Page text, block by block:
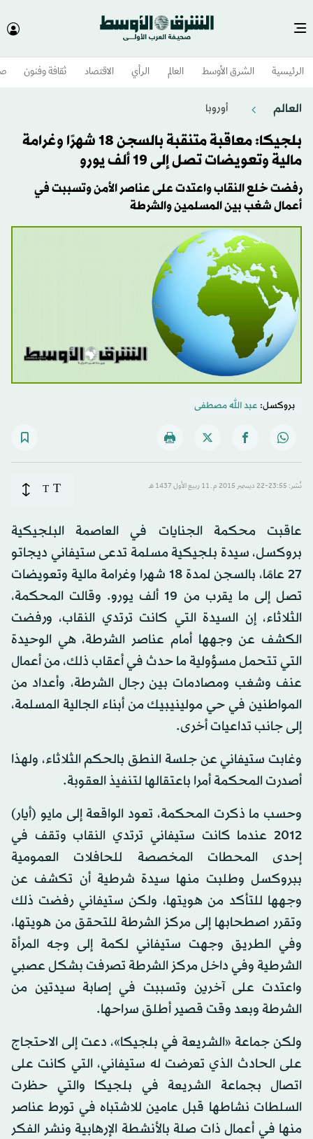
الرئيسية الشرق الأوسط​ العالم الرأي الاقتصاد ثقافة وفنون
العالم أوروبا
بلجيكا: معاقبة متنقبة بالسجن 18 شهرًا وغرامة
مالية وتعويضات تصل إلى 19 ألف يورو
رفضت خلع النقاب واعتدت على عناصر الأمن وتسببت في
أعمال شغب بين المسلمين والشرطة
بروكسل: عبد الله مصطفى
نُشر: 23:55-22 ديسمبر 2015 م ـ 11 ربيع الأول 1437 هـ T
T
عاقبت محكمة الجنايات في العاصمة البلجيكية
بروكسل، سيدة بلجيكية مسلمة تدعى ستيفاني ديجاتو
27 عامًا، بالسجن لمدة 18 شهرا وغرامة مالية وتعويضات
تصل إلى ما يقرب من 19 ألف يورو. وقالت المحكمة،
الثلاثاء، إن السيدة التي كانت ترتدي النقاب، ورفضت
الكشف عن وجهها أمام عناصر الشرطة، هي الوحيدة
التي تتحمل مسؤولية ما حدث في أعقاب ذلك، من أعمال
عنف وشغب ومصادمات بين رجال الشرطة، وأعداد من
المواطنين في حي مولينيبيك من أبناء الجالية المسلمة،
إلى جانب تداعيات أخرى.
وغابت ستيفاني عن جلسة النطق بالحكم الثلاثاء، ولهذا
أصدرت المحكمة أمرا باعتقالها لتنفيذ العقوبة.
وحسب ما ذكرت المحكمة، تعود الواقعة إلى مايو (أيار)
2012 عندما كانت ستيفاني ترتدي النقاب وتقف في
إحدى المحطات المخصصة للحافلات العمومية
ببروكسل وطلبت منها سيدة شرطية أن تكشف عن
وجهها للتأكد من هويتها، ولكن ستيفاني رفضت ذلك
وتقرر اصطحابها إلى مركز الشرطة للتحقق من هويتها،
وفي الطريق وجهت ستيفاني لكمة إلى وجه المرأة
الشرطية وفي داخل مركز الشرطة تصرفت بشكل عصبي
واعتدت على آخرين وتسببت في إصابة سيدتين من
الشرطة وبعد وقت قصير أطلق سراحها.
ولكن جماعة «الشريعة في بلجيكا»، دعت إلى الاحتجاج
على الحادث الذي تعرضت له ستيفاني، التي كانت على
اتصال بجماعة الشريعة في بلجيكا والتي حظرت
السلطات نشاطها قبل عامين للاشتباه في تورط عناصر
منها في أعمال ذات صلة بالأنشطة الإرهابية ونشر الفكر